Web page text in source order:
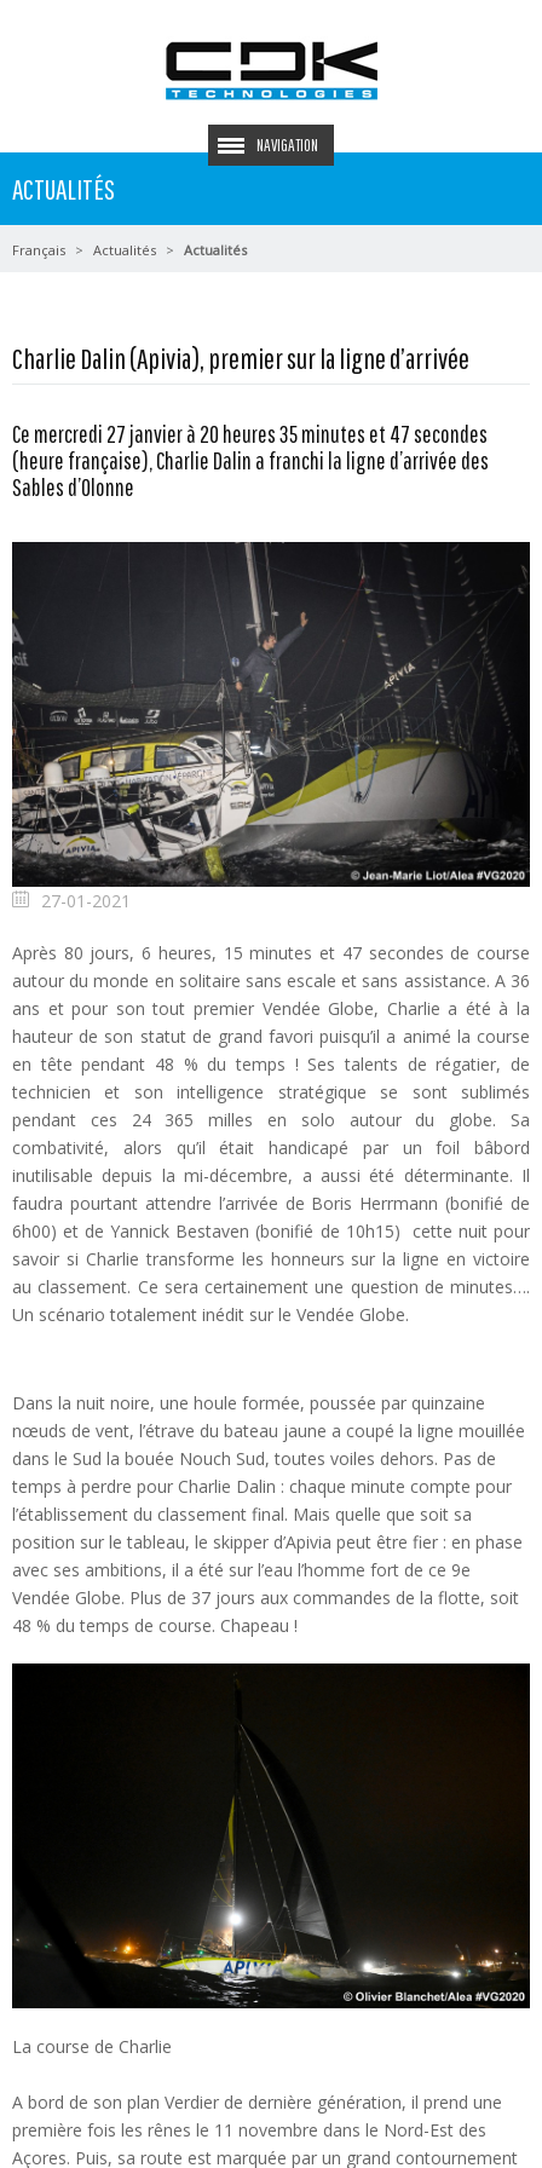
NAVIGATION
ACTUALITÉS
Français Actualités Actualités
Charlie Dalin (Apivia), premier sur la ligne d’arrivée
Ce mercredi 27 janvier à 20 heures 35 minutes et 47 secondes
(heure française), Charlie Dalin a franchi la ligne d’arrivée des
Sables d’Olonne
27-01-2021
Après 80 jours, 6 heures, 15 minutes et 47 secondes de course
autour du monde en solitaire sans escale et sans assistance. A 36
ans et pour son tout premier Vendée Globe, Charlie a été à la
hauteur de son statut de grand favori puisqu’il a animé la course
en tête pendant 48 % du temps ! Ses talents de régatier, de
technicien et son intelligence stratégique se sont sublimés
pendant ces 24 365 milles en solo autour du globe. Sa
combativité, alors qu’il était handicapé par un foil bâbord
inutilisable depuis la mi-décembre, a aussi été déterminante. Il
faudra pourtant attendre l’arrivée de Boris Herrmann (bonifié de
6h00) et de Yannick Bestaven (bonifié de 10h15) cette nuit pour
savoir si Charlie transforme les honneurs sur la ligne en victoire
au classement. Ce sera certainement une question de minutes….
Un scénario totalement inédit sur le Vendée Globe.
Dans la nuit noire, une houle formée, poussée par quinzaine
nœuds de vent, l’étrave du bateau jaune a coupé la ligne mouillée
dans le Sud la bouée Nouch Sud, toutes voiles dehors. Pas de
temps à perdre pour Charlie Dalin : chaque minute compte pour
l’établissement du classement final. Mais quelle que soit sa
position sur le tableau, le skipper d’Apivia peut être fier : en phase
avec ses ambitions, il a été sur l’eau l’homme fort de ce 9e
Vendée Globe. Plus de 37 jours aux commandes de la flotte, soit
48 % du temps de course. Chapeau !
La course de Charlie
A bord de son plan Verdier de dernière génération, il prend une
première fois les rênes le 11 novembre dans le Nord-Est des
Açores. Puis, sa route est marquée par un grand contournement